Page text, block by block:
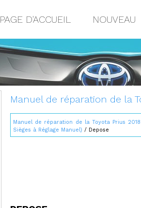
PAGE D'ACCUEIL NOUVEAU
Manuel de réparation de la
Manuel de réparation de la Toyota Prius 2018
Sièges à Réglage Manuel) / Depose